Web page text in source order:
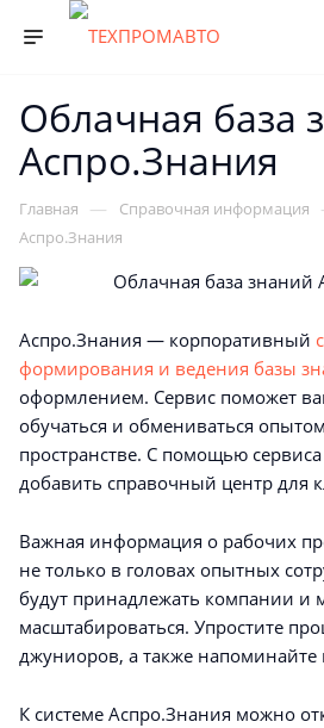
Облачная база
Аспро.Знания
Главная — Справочная информация
Аспро.Знания
Аспро.Знания — корпоративный
формирования и ведения базы
оформлением. Сервис поможет
обучаться и обмениваться
пространстве. С помощью
добавить справочный центр для
Важная информация о рабочих
не только в головах опытных
будут принадлежать компании и
масштабироваться. Упростите
джуниоров, а также
К системе Аспро.Знания можно